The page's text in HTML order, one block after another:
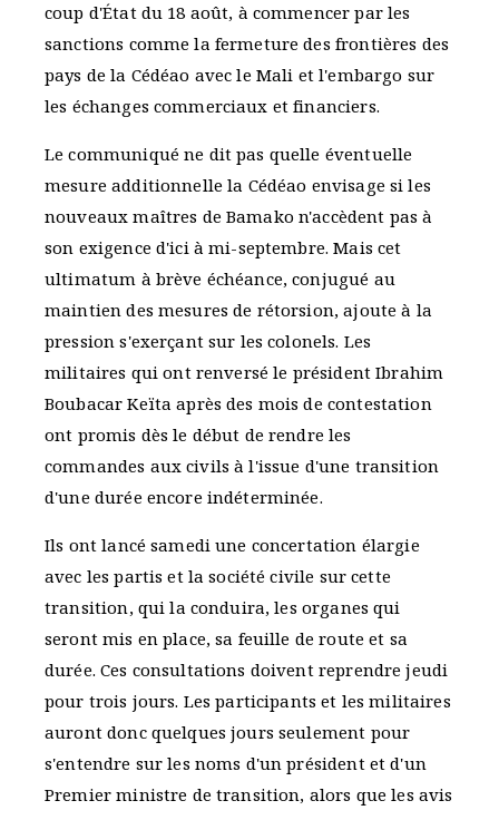
coup d'État du 18 août, à commencer par les
sanctions comme la fermeture des frontières des
pays de la Cédéao avec le Mali et l'embargo sur
les échanges commerciaux et financiers.
Le communiqué ne dit pas quelle éventuelle
mesure additionnelle la Cédéao envisage si les
nouveaux maîtres de Bamako n'accèdent pas à
son exigence d'ici à mi-septembre. Mais cet
ultimatum à brève échéance, conjugué au
maintien des mesures de rétorsion, ajoute à la
pression s'exerçant sur les colonels. Les
militaires qui ont renversé le président Ibrahim
Boubacar Keïta après des mois de contestation
ont promis dès le début de rendre les
commandes aux civils à l'issue d'une transition
d'une durée encore indéterminée.
Ils ont lancé samedi une concertation élargie
avec les partis et la société civile sur cette
transition, qui la conduira, les organes qui
seront mis en place, sa feuille de route et sa
durée. Ces consultations doivent reprendre jeudi
pour trois jours. Les participants et les militaires
auront donc quelques jours seulement pour
s'entendre sur les noms d'un président et d'un
Premier ministre de transition, alors que les avis